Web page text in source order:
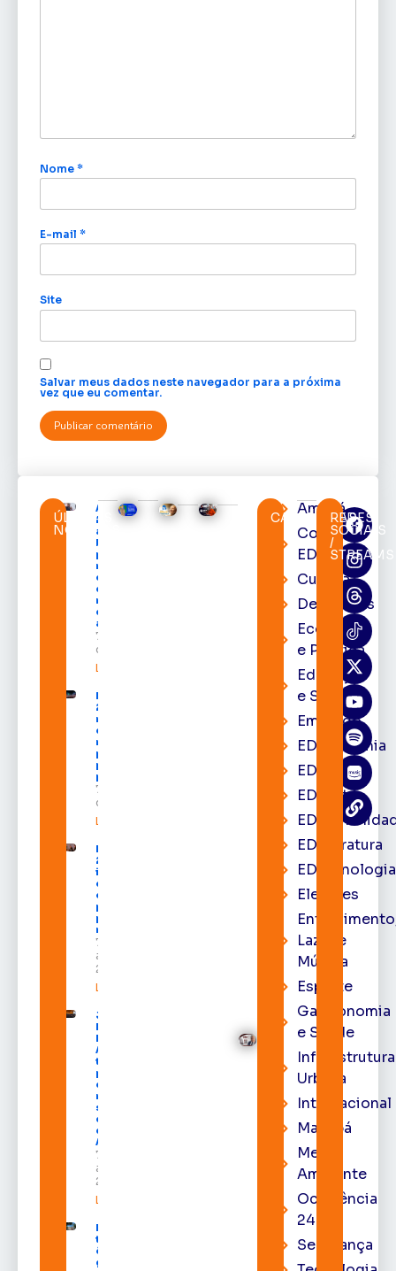
Nome *
E-mail *
Site
Salvar meus dados neste navegador para a próxima
vez que eu comentar.
ÚLTIMAS
NOTÍCIAS
Acácio
Favacho
apresenta
balanço
parcial do
mandato
com mais
de R$ 668
milhões
destinados
ao Amapá
7 de agosto
de 2026
Leia mais »
Expofeira
2026 começa
neste sábado
com shows,
negócios e
programação
para todos os
públicos
7 de agosto
de 2026
Leia mais »
Expofeira
2026
impulsiona
economia
e aumenta
procura
por hotéis
na capital
7 de
agosto de
2026
Leia mais »
Juiz
Diego
Moura de
Araújo
toma
posse
como
membro
substituto
do Pleno
do TRE-
AP
7 de
agosto de
2026
Leia mais »
Macapá
terá
ônibus
gratuitos
CATEGORIAS
Amapá
Cortes
EDcast
Cultura
Destaques
Economia
e Política
Educação
e Saúde
Emprego
EDacademia
EDbrasília
EDcast
EDliteratura
EDtecnologia
Eleições
Lazer e
Música
Esporte
Gastronomia
e Saúde
Infraestrutura
Urbana
Internacional
Macapá
Meio
Ambiente
Ocorrência
24h
Segurança
REDES
SOCIAIS
/
STREAMS